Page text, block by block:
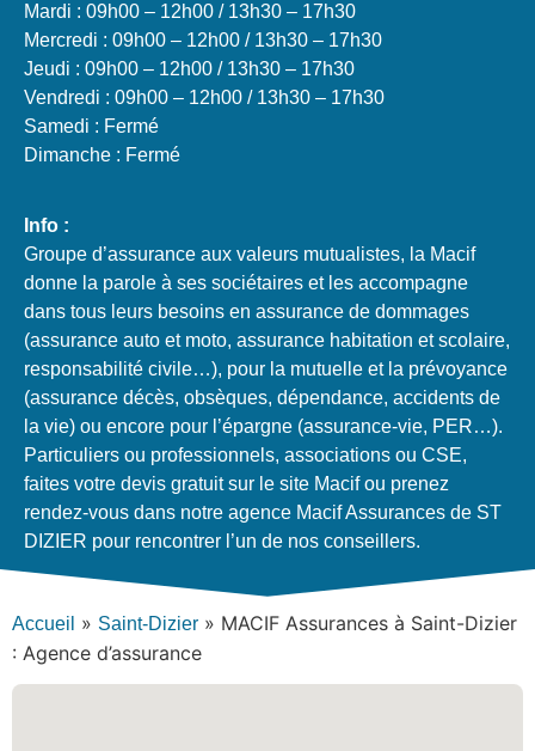
Mardi : 09h00 – 12h00 / 13h30 – 17h30
Mercredi : 09h00 – 12h00 / 13h30 – 17h30
Jeudi : 09h00 – 12h00 / 13h30 – 17h30
Vendredi : 09h00 – 12h00 / 13h30 – 17h30
Samedi : Fermé
Dimanche : Fermé
Info :
Groupe d’assurance aux valeurs mutualistes, la Macif
donne la parole à ses sociétaires et les accompagne
dans tous leurs besoins en assurance de dommages
(assurance auto et moto, assurance habitation et scolaire,
responsabilité civile…), pour la mutuelle et la prévoyance
(assurance décès, obsèques, dépendance, accidents de
la vie) ou encore pour l’épargne (assurance-vie, PER…).
Particuliers ou professionnels, associations ou CSE,
faites votre devis gratuit sur le site Macif ou prenez
rendez-vous dans notre agence Macif Assurances de ST
DIZIER pour rencontrer l’un de nos conseillers.
Accueil » Saint-Dizier » MACIF Assurances à Saint-Dizier
: Agence d’assurance